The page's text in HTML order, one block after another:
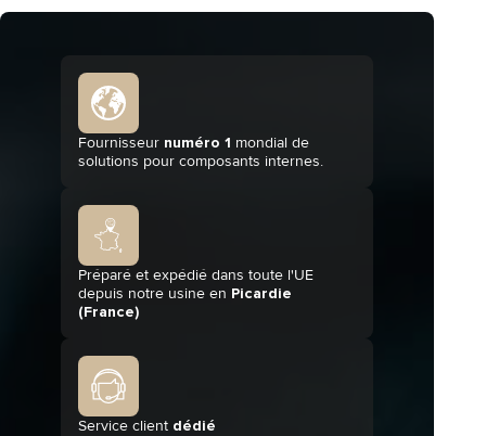
Fournisseur numéro 1 mondial de
solutions pour composants internes.
Préparé et expédié dans toute l'UE
depuis notre usine en Picardie
(France)
Service client dédié